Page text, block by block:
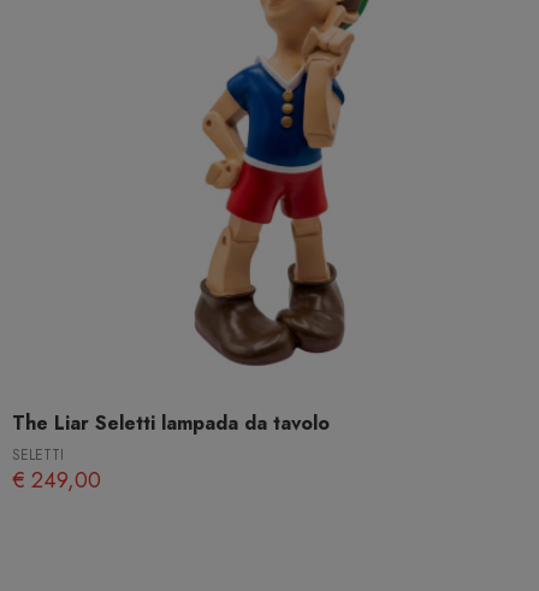
The Liar Seletti lampada da tavolo
SELETTI
€ 249,00